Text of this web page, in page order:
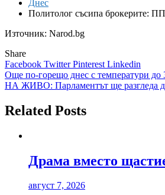
Днес
Политолог съсипа
Източник: Narod.bg
Share
Facebook TwitterPinterest Linkedin
Навигация
Още по-горещо днес с температури до
НА ЖИВО: Парламентът ще разгледа
Related Posts
Драма вместо
август 7, 2026